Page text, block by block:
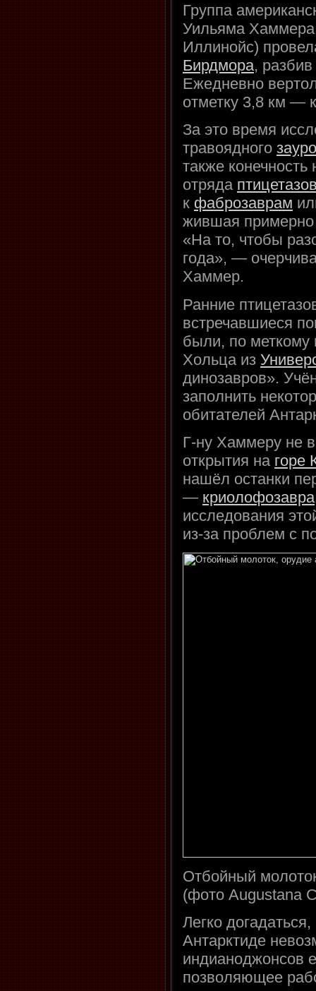
Группа
Уильяма
Иллинойс)
Бирдмора,
Ежедневно
отметку 3,8 км —
За это время
травоядного
также конечность
отряда
к фаброзаврам
жившая
«На то, чтобы
года», —
Хаммер.
Ранние
встречавшиеся
были, по меткому
Хольца из
динозавров».
заполнить
обитателей
Г-ну Хаммеру не
открытия на горе
нашёл останки
— криолофозавра
исследования
из-за проблем с
Отбойный
(фото Augustana
Легко
Антарктиде
индианоджонсов
позволяющее